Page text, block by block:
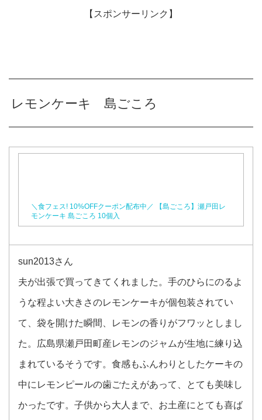
【スポンサーリンク】
レモンケーキ 島ごころ
＼食フェス! 10%OFFクーポン配布中／ 【島ごころ】瀬戸田レ
モンケーキ 島ごころ 10個入
sun2013さん
夫が出張で買ってきてくれました。手のひらにのるよ
うな程よい大きさのレモンケーキが個包装されてい
て、袋を開けた瞬間、レモンの香りがフワッとしまし
た。広島県瀬戸田町産レモンのジャムが生地に練り込
まれているそうです。食感もふんわりとしたケーキの
中にレモンピールの歯ごたえがあって、とても美味し
かったです。子供から大人まで、お土産にとても喜ば